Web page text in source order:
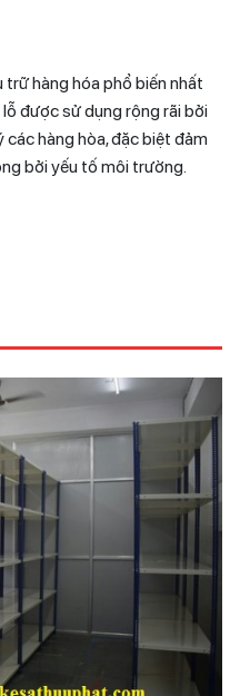
hàng hóa phổ biến nhất
được sử dụng rộng rãi bởi
các hàng hòa, đặc biệt đảm
bởi yếu tố môi trường.